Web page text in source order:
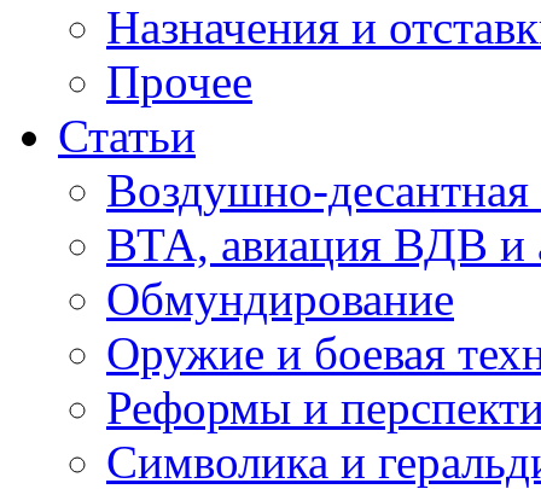
Назначения и
Прочее
Статьи
Воздушно-десантная
ВТА, авиация ВДВ и
Обмундирование
Оружие и боевая
Реформы и
Символика и